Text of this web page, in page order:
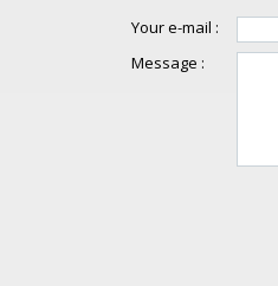
Your e-mail :
Message :